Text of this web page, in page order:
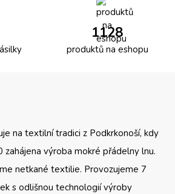
1128
produktů na eshopu
na textilní tradici z Podkrkonoší, kdy
výroba mokré přádelny lnu.
netkané textilie. Provozujeme 7
s odlišnou technologií výroby